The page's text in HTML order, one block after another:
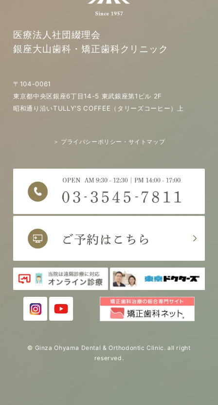
医療法人社団綴理会
銀座大山歯科・矯正歯科クリニック
〒104-0061
東京都中央区銀座6丁目14-5 東武銀座第1ビル 2F
昭和通り沿いTULLY'S COFFEE（タリーズコーヒー）上
＞ プライバシーポリシー・サイトマップ
© Ginza Ohyama Dental & Orthodontic Clinic. all right
reserved.